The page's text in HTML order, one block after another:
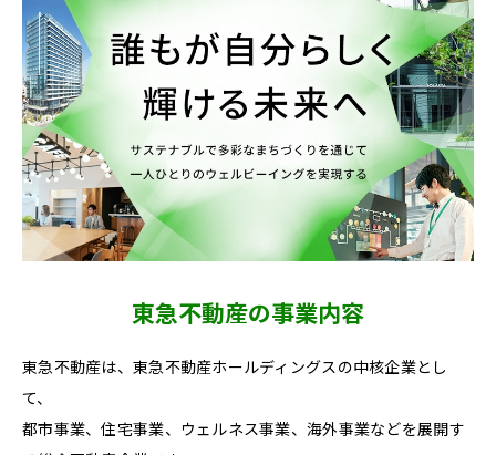
東急不動産の事業内容
東急不動産は、東急不動産ホールディングスの中核企業とし
て、
都市事業、住宅事業、ウェルネス事業、海外事業などを展開す